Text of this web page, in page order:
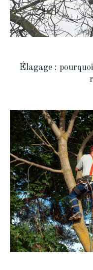
Élagage :